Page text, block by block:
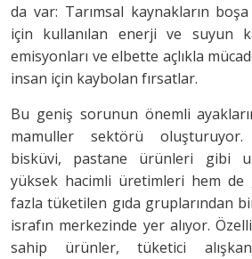
da var: Tarımsal kaynakların
için kullanılan enerji ve suyun
emisyonları ve elbette açlıkla
insan için kaybolan fırsatlar.
Bu geniş sorunun önemli
mamuller sektörü oluşturuyor.
bisküvi, pastane ürünleri gibi
yüksek hacimli üretimleri hem de
fazla tüketilen gıda gruplarından
israfın merkezinde yer alıyor.
sahip ürünler, tüketici